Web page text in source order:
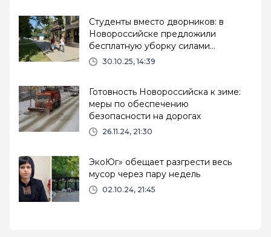
Студенты вместо дворников: в
Новороссийске предложили
бесплатную уборку силами
учащихся
30.10.25, 14:39
Готовность Новороссийска к зиме:
меры по обеспечению
безопасности на дорогах
26.11.24, 21:30
ЭкоЮг» обещает разгрести весь
мусор через пару недель
02.10.24, 21:45